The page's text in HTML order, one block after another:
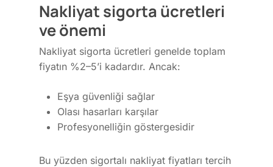
Nakliyat sigorta ücretleri
ve önemi
Nakliyat sigorta ücretleri genelde toplam
fiyatın %2–5’i kadardır. Ancak:
Eşya güvenliği sağlar
Olası hasarları karşılar
Profesyonelliğin göstergesidir
Bu yüzden sigortalı nakliyat fiyatları tercih